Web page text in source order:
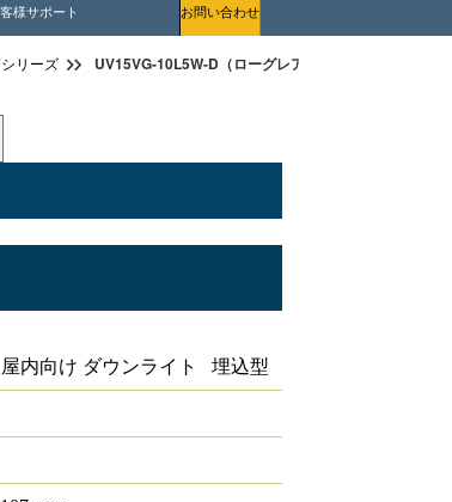
様サポート
全にご使用いただくためにお問い合わせ
リーズ UV15VG-10L5W-D（ローグレアユニバーサルダウン
内向け ダウンライト 埋込型